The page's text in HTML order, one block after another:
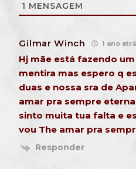
1 MENSAGEM
Gilmar Winch 1 ano
Hj mãe está fazendo
mentira mas espero q
duas e nossa sra de
amar pra sempre
sinto muita tua falta e
vou The amar pra
Responder